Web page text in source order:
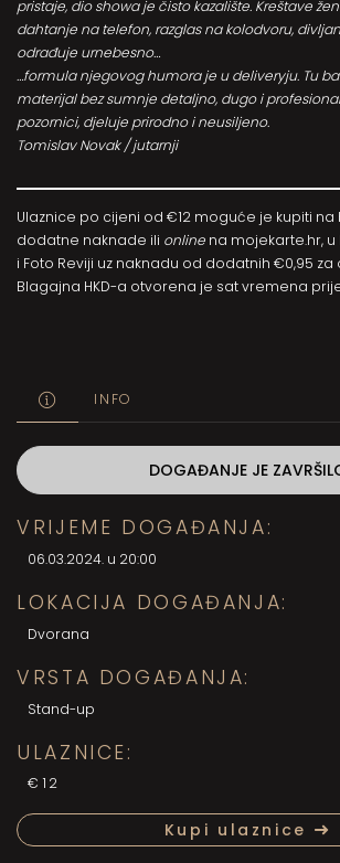
pristaje, dio showa je čisto kazalište. Kreštave
dahtanje na telefon, razglas na kolodvoru,
odrađuje urnebesno…
…formula njegovog humora je u deliveryju. Tu
materijal bez sumnje detaljno, dugo i
pozornici, djeluje prirodno i neusiljeno.
Tomislav Novak / jutarnji
Ulaznice po cijeni od €12 moguće je kupiti na
dodatne naknade ili online na mojekarte.hr,
i Foto Reviji uz naknadu od dodatnih €0,95
Blagajna HKD-a otvorena je sat vremena
INFO
DOGAĐANJE JE
VRIJEME DOGAĐANJA:
06.03.2024. u 20:00
LOKACIJA DOGAĐANJA:
Dvorana
VRSTA DOGAĐANJA:
Stand-up
ULAZNICE:
€12
Kupi ulaznice